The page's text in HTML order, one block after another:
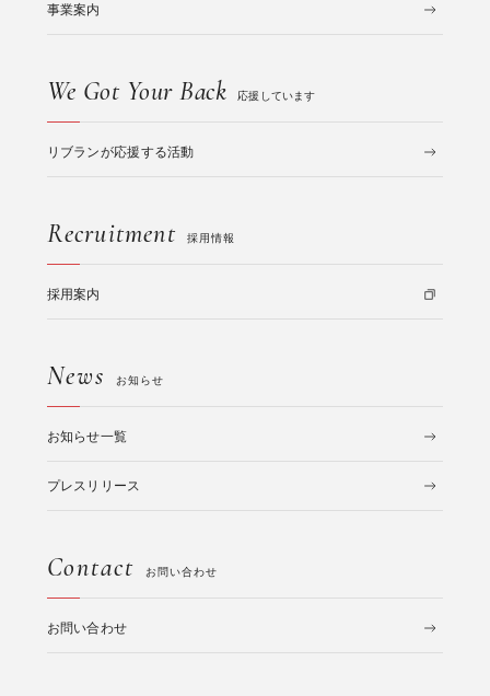
事業案内
We Got Your Back 応援しています
リブランが応援する活動
Recruitment 採用情報
採用案内
News お知らせ
お知らせ一覧
プレスリリース
Contact お問い合わせ
お問い合わせ